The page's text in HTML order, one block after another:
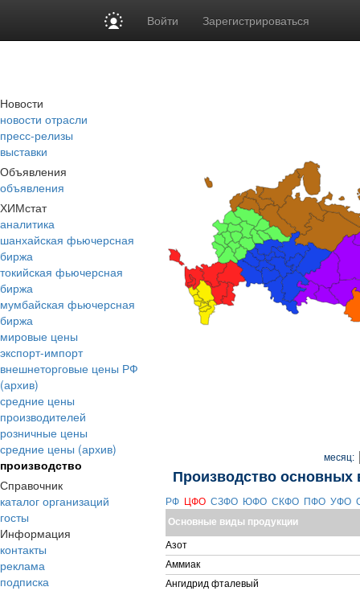
Войти Зарегистрироваться
Новости
новости отрасли
пресс-релизы
выставки
Объявления
объявления
ХИМстат
аналитика
шанхайская фьючерсная
биржа
токийская фьючерсная
биржа
мумбайская фьючерсная
биржа
мировые цены
экспорт-импорт
внешнеторговые цены РФ
(архив)
средние цены
производителей
розничные цены
средние цены (архив)
производство
Справочник
каталог организаций
госты
Информация
контакты
реклама
подписка
месяц:
Производство
РФ ЦФО СЗФО ЮФО СКФО ПФО УФО
Основные виды продукции
Азот
Аммиак
Ангидрид фталевый